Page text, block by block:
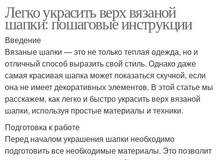
Легко украсить верх вязаной
шапки: пошаговые инструкции
Введение
Вязаные шапки — это не только теплая одежда, но и
отличный способ выразить свой стиль. Однако даже
самая красивая шапка может показаться скучной, если
она не имеет декоративных элементов. В этой статье мы
расскажем, как легко и быстро украсить верх вязаной
шапки, используя простые материалы и техники.
Подготовка к работе
Перед началом украшения шапки необходимо
подготовить все необходимые материалы. Это позволит